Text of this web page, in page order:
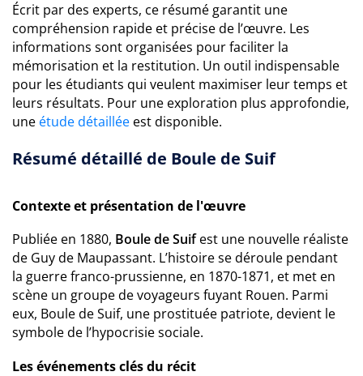
Écrit par des experts, ce résumé garantit une
compréhension rapide et précise de l’œuvre. Les
informations sont organisées pour faciliter la
mémorisation et la restitution. Un outil indispensable
pour les étudiants qui veulent maximiser leur temps et
leurs résultats. Pour une exploration plus approfondie,
une étude détaillée est disponible.
Résumé détaillé de Boule de Suif
Contexte et présentation de l'œuvre
Publiée en 1880, Boule de Suifest une nouvelle réaliste
de Guy de Maupassant. L’histoire se déroule pendant
la guerre franco-prussienne, en 1870-1871, et met en
scène un groupe de voyageurs fuyant Rouen. Parmi
eux, Boule de Suif, une prostituée patriote, devient le
symbole de l’hypocrisie sociale.
Les événements clés du récit